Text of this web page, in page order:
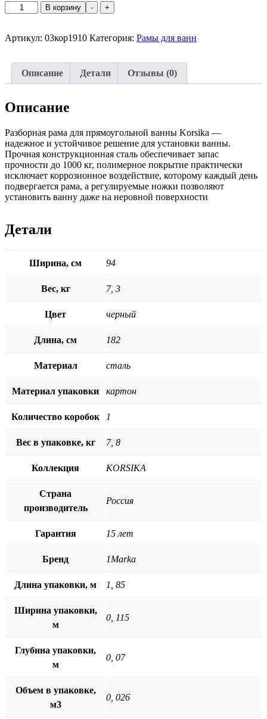
-
Количество
товара
разборная
+
В корзину
Артикул: 03кор1910 Категория: Рамы для ванн
Описание Детали Отзывы (0)
Описание
Разборная рама для прямоугольной ванны Korsika —
надежное и устойчивое решение для установки ванны.
Прочная конструкционная сталь обеспечивает запас
прочности до 1000 кг, полимерное покрытие практически
исключает коррозионное воздействие, которому каждый день
подвергается рама, а регулируемые ножки позволяют
установить ванну даже на неровной поверхности
Детали
Ширина, см 94
Вес, кг 7, 3
Цвет черный
Длина, см 182
Материал сталь
Материал упаковки картон
Количество коробок 1
Вес в упаковке, кг 7, 8
Коллекция KORSIKA
Страна
производитель
Россия
Гарантия 15 лет
Бренд 1Marka
Длина упаковки, м 1, 85
Ширина упаковки,
м
0, 115
Глубина упаковки,
м
0, 07
Объем в упаковке,
м3
0, 026